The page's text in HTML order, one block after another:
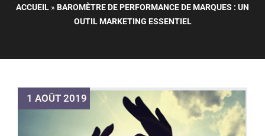
ACCUEIL » BAROMÈTRE DE PERFORMANCE DE MARQUES : UN
OUTIL MARKETING ESSENTIEL
1 AOÛT 2019